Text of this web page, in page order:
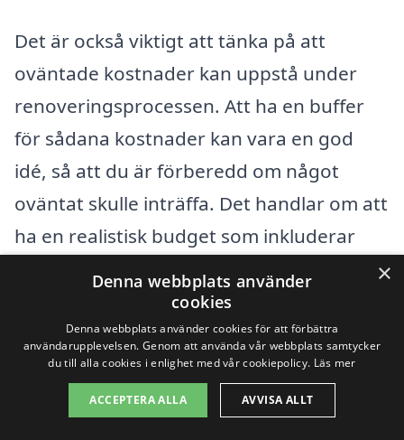
Det är också viktigt att tänka på att
oväntade kostnader kan uppstå under
renoveringsprocessen. Att ha en buffer
för sådana kostnader kan vara en god
idé, så att du är förberedd om något
oväntat skulle inträffa. Det handlar om att
ha en realistisk budget som inkluderar
alla aspekter av renoveringen för att
undvika besvikelser och oplanerade
utgifter.
Få 3 erbjudanden, gratis och utan
×
Denna webbplats använder
cookies
Denna webbplats använder cookies för att förbättra
användarupplevelsen. Genom att använda vår webbplats samtycker
du till alla cookies i enlighet med vår cookiepolicy. Läs mer
ACCEPTERA ALLA AVVISA ALLT